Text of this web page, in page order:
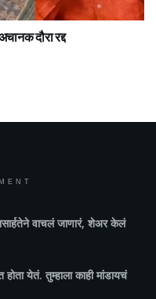
दौरा रद्द
वाचलं जाणारं, शेअर केलं
येतं. तुम्हाला काही मांडायचं